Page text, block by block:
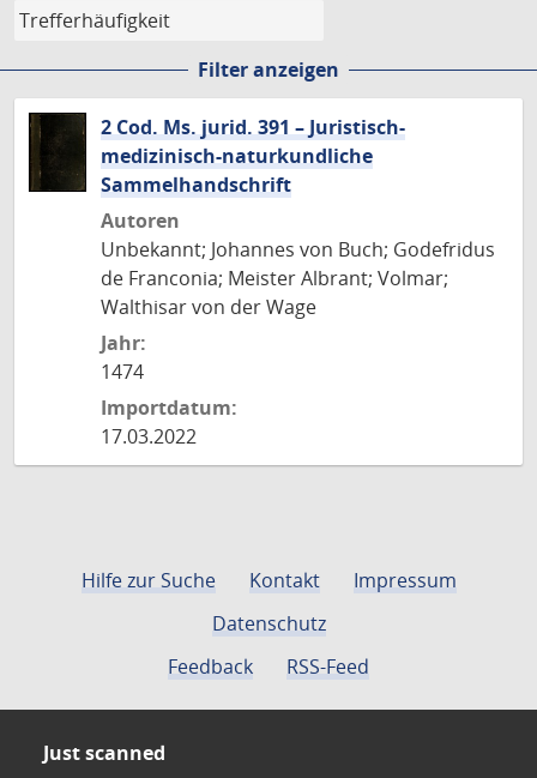
Filter anzeigen
2 Cod. Ms. jurid. 391 – Juristisch-
medizinisch-naturkundliche
Sammelhandschrift
Autoren
Unbekannt; Johannes von Buch; Godefridus
de Franconia; Meister Albrant; Volmar;
Walthisar von der Wage
Jahr:
1474
Importdatum:
17.03.2022
Hilfe zur Suche Kontakt
Impressum
Datenschutz
Feedback
RSS-Feed
Just scanned